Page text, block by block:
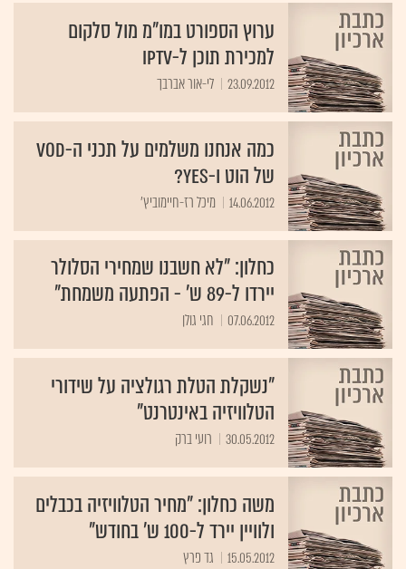
ערוץ הספורט במו"מ מול סלקום
למכירת תוכן ל-IPTV
23.09.2012 לי-אור אברבך
כמה אנחנו משלמים על תכני ה-VOD
של הוט ו-yes?
14.06.2012 מיכל רז-חיימוביץ'
כחלון: "לא חשבנו שמחירי הסלולר
יירדו ל-89 ש' - הפתעה משמחת"
07.06.2012 חגי גולן
"נשקלת הטלת רגולציה על שידורי
הטלוויזיה באינטרנט"
30.05.2012
משה כחלון: "מחיר הטלוויזיה בכבלים
ולוויין יירד ל-100 ש' בחודש"
15.05.2012 גד פרץ